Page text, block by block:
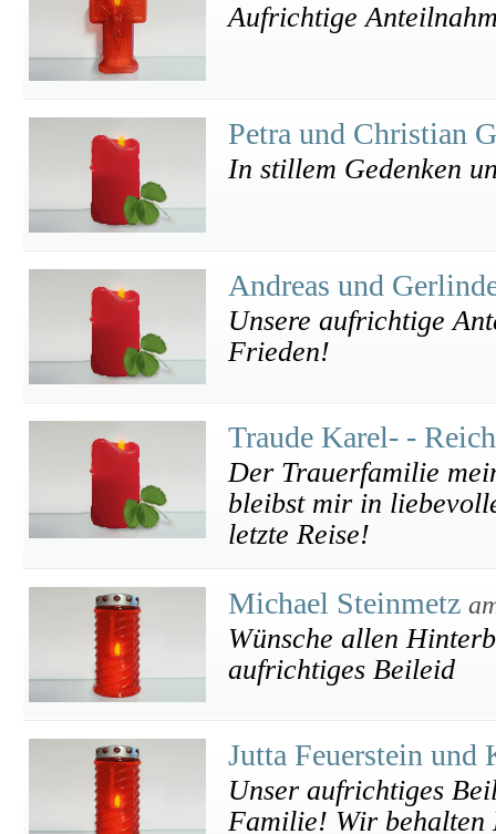
Aufrichtige
Petra und Christian
In stillem Gedenken
Andreas und
Unsere aufrichtige
Frieden!
Traude Karel- -
Der Trauerfamilie
bleibst mir in
letzte Reise!
Michael Steinmetz
Wünsche allen
aufrichtiges Beileid
Jutta Feuerstein
Unser aufrichtiges
Familie! Wir